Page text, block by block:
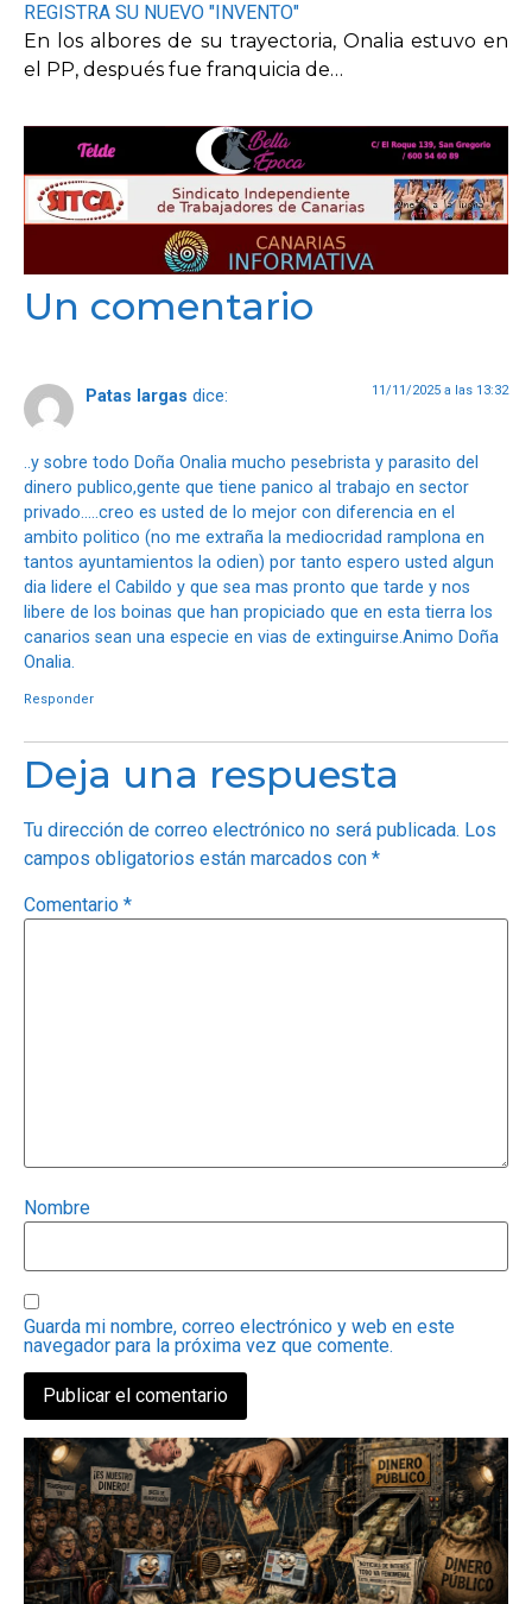
REGISTRA SU NUEVO "INVENTO"
En los albores de su trayectoria, Onalia estuvo en
el PP, después fue franquicia de…
Un comentario
Patas largas dice: 11/11/2025 a las 13:32
..y sobre todo Doña Onalia mucho pesebrista y parasito del
dinero publico,gente que tiene panico al trabajo en sector
privado…..creo es usted de lo mejor con diferencia en el
ambito politico (no me extraña la mediocridad ramplona en
tantos ayuntamientos la odien) por tanto espero usted algun
dia lidere el Cabildo y que sea mas pronto que tarde y nos
libere de los boinas que han propiciado que en esta tierra los
canarios sean una especie en vias de extinguirse.Animo Doña
Onalia.
Responder
Deja una respuesta
Tu dirección de correo electrónico no será publicada. Los
campos obligatorios están marcados con *
Comentario *
Nombre
Guarda mi nombre, correo electrónico y web en este
navegador para la próxima vez que comente.